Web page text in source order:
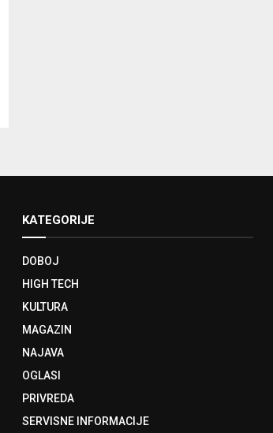
KATEGORIJE
DOBOJ
HIGH TECH
KULTURA
MAGAZIN
NAJAVA
OGLASI
PRIVREDA
SERVISNE INFORMACIJE